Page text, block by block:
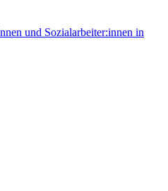
und Sozialarbeiter:innen in